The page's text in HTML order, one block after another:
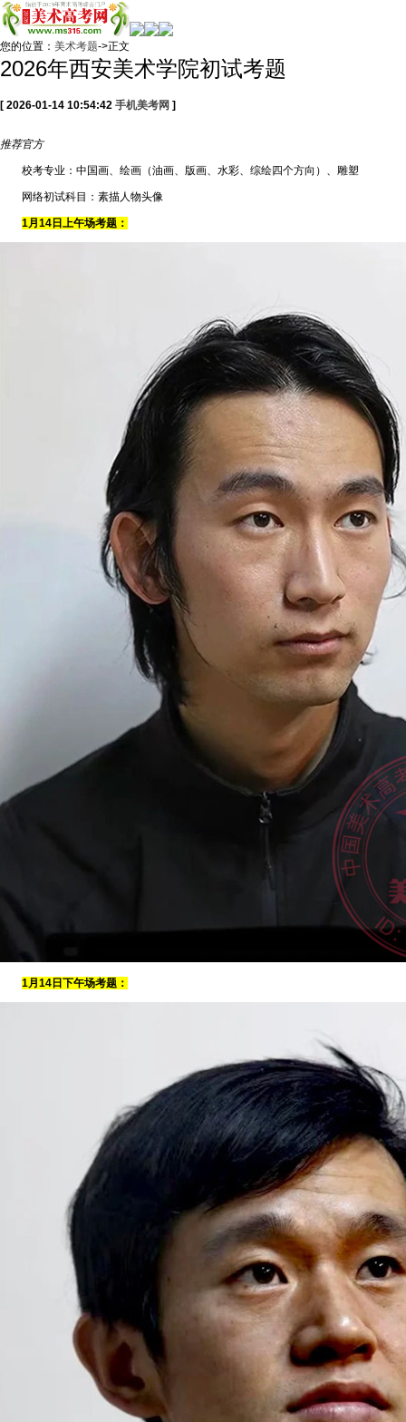
您的位置： 美术考题->正文
2026年西安美术学院初试考题
[ 2026-01-14 10:54:42 手机美考网 ]
推荐官方
校考专业：中国画、绘画（油画、版画、水彩、综绘四个方向）、雕塑
网络初试科目：素描人物头像
1月14日上午场考题：
1月14日下午场考题：